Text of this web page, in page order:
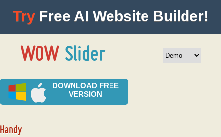
DOWNLOAD FREE
VERSION
Handy
Try Free AI Website Builder!